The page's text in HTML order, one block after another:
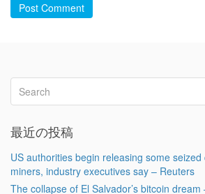
Post Comment
最近の投稿
US authorities begin releasing some
miners, industry executives say – Reuters
The collapse of El Salvador’s bitcoin